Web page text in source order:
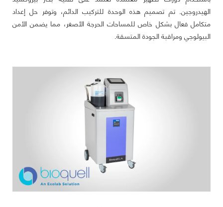
الهيدروجين. تم تصميم هذه الوحدة للتركيب الدائم، وتوفر حل إعداد
متكامل فعال بشكل خاص للمساحات الحرجة الأصغر، مما يضمن الأمن
البيولوجي ومراقبة الجودة المتسقة.